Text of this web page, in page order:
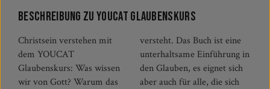
Beschreibung zu YOUCAT Glaubenskurs
Christsein verstehen mit
dem YOUCAT
Glaubenskurs: Was wissen
wir von Gott? Warum das
versteht. Das Buch ist eine
unterhaltsame Einführung in
den Glauben, es eignet sich
aber auch für alle, die sich